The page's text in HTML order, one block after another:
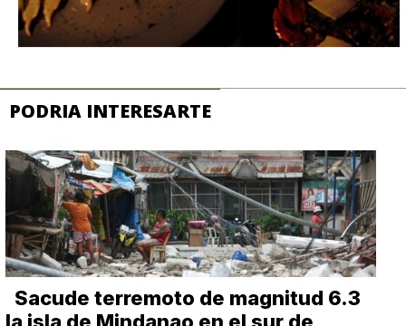
PODRIA INTERESARTE
Sacude terremoto de magnitud 6.3